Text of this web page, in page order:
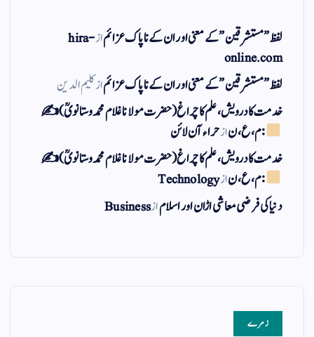
لفظ ” مستشرقین ” کے معنی اور ان کے نا پاک عزائمازhira-
online.com
لفظ ” مستشرقین ” کے معنی اور ان کے نا پاک عزائمازکلیم الدین
خدمت کا درویش، علم کا چراغ(حضرت مولانا غلام محمد وستانویؒ)✍
: م ، ع ، نازحراء آن لائن
خدمت کا درویش، علم کا چراغ(حضرت مولانا غلام محمد وستانویؒ)✍
: م ، ع ، نازTechnology
دنیا کی فرضی معاشی اڑان اور اسلامازBusiness
زمرے